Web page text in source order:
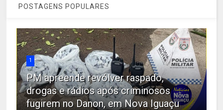
POSTAGENS POPULARES
1
PM apreende revólver raspado,
drogas e rádios após criminosos
fugirem no Danon, em Nova Iguaçu